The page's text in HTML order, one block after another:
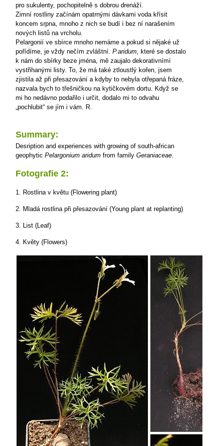
pro sukulenty, pochopitelně s dobrou drenáží.
Zimní rostliny začínám opatrnými dávkami voda křísit
koncem srpna, mnoho z nich se budí i bez ní narašením
nových listů na vrcholu.
Pelargonií ve sbírce mnoho nemáme a pokud si nějaké už
pořídíme, je vždy nečím zvláštní. P.aridum, které se dostalo
k nám do sbírky beze jména, mě zaujalo dekorativnímí
vystřihanými listy. To, že má také ztloustlý kořen, jsem
zjistila až při přesazování a kdyby to nebyla otřepaná fráze,
nazvala bych to třešničkou na kytičkovém dortu. Když se
mi ho nedávno podařilo i určit, dodalo mi to odvahu
„pochlubit“ se jím i vám. R.
Summary:
Desription and experiences with growing of south-african
geophytic Pelargonium aridum from family Geraniaceae.
Fotografie 2:
1. Rostlina v květu (Flowering plant)
2. Mladá rostlina při přesazování (Young plant at replanting)
3. List (Leaf)
4. Květy (Flowers)